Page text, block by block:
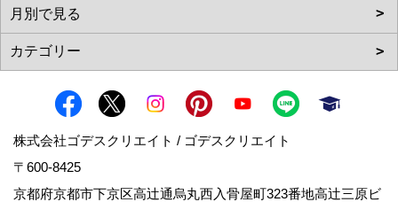
株式会社ゴデスクリエイト / ゴデスクリエイト
〒600-8425
京都府京都市下京区高辻通烏丸西入骨屋町323番地高辻三原ビ